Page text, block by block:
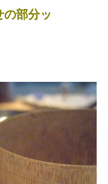
の部分ッ